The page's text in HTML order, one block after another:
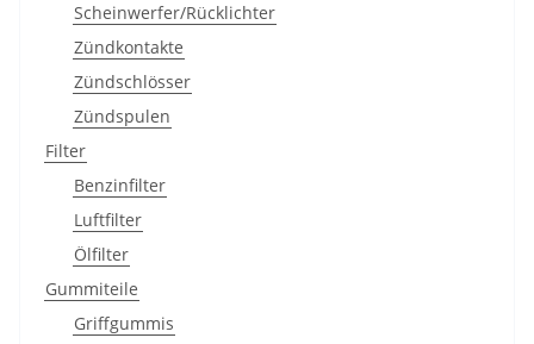
Scheinwerfer/Rücklichter
Zündkontakte
Zündschlösser
Zündspulen
Filter
Benzinfilter
Luftfilter
Ölfilter
Gummiteile
Griffgummis